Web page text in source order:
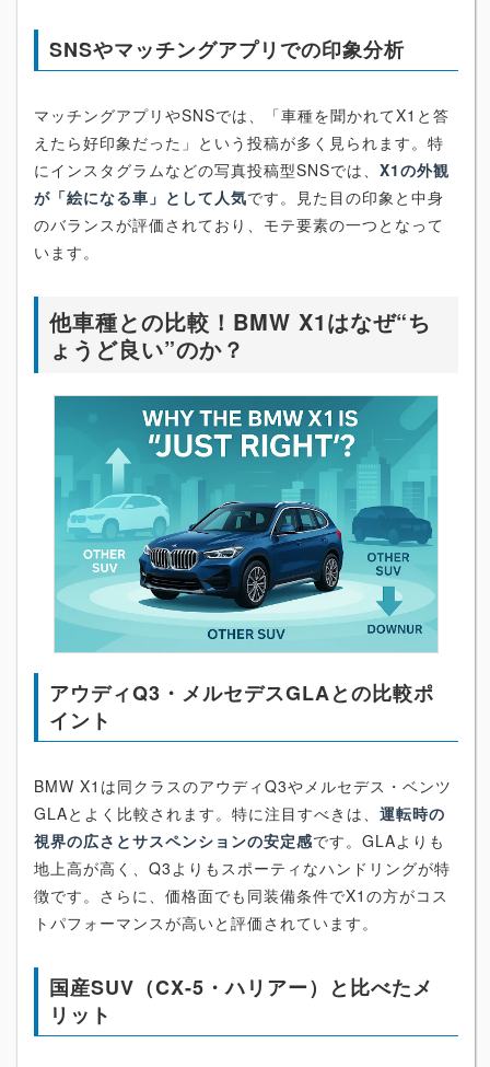
SNSやマッチングアプリでの印象分析
マッチングアプリやSNSでは、「車種を聞かれてX1と答
えたら好印象だった」という投稿が多く見られます。特
にインスタグラムなどの写真投稿型SNSでは、 X1の外観
が「絵になる車」として人気です。見た目の印象と中身
のバランスが評価されており、モテ要素の一つとなって
います。
他車種との比較！BMW X1はなぜ“ち
ょうど良い”のか？
アウディQ3・メルセデスGLAとの比較ポ
イント
BMW X1は同クラスのアウディQ3やメルセデス・ベンツ
GLAとよく比較されます。特に注目すべきは、 運転時の
視界の広さとサスペンションの安定感です。GLAよりも
地上高が高く、Q3よりもスポーティなハンドリングが特
徴です。さらに、価格面でも同装備条件でX1の方がコス
トパフォーマンスが高いと評価されています。
国産SUV（CX-5・ハリアー）と比べたメ
リット